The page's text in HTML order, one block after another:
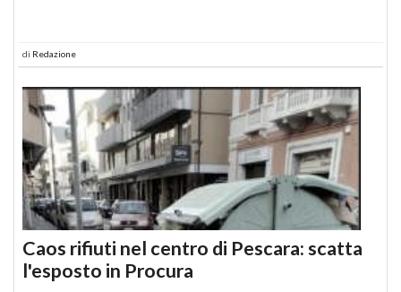
di Redazione
Caos rifiuti nel centro di Pescara: scatta
l'esposto in Procura